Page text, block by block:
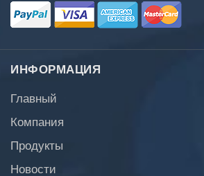
ИНФОРМАЦИЯ
Главный
Компания
Продукты
Новости